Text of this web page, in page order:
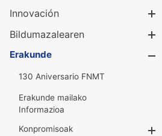
Innovación
Bildumazalearen
Erakunde
130 Aniversario FNMT
Erakunde mailako
Informazioa
Konpromisoak